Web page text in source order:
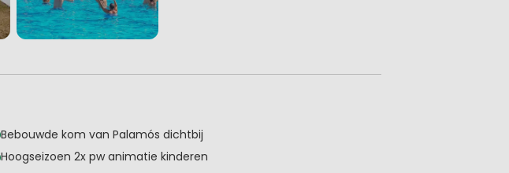
Bebouwde kom van Palamós dichtbij
Hoogseizoen 2x pw animatie kinderen